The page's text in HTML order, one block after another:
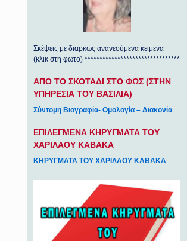
Σκέψεις με διαρκώς ανανεούμενα κείμενα
(κλικ στη φωτο) ********************************
.
ΑΠΟ ΤΟ ΣΚΟΤΑΔΙ ΣΤΟ ΦΩΣ (ΣΤΗΝ
ΥΠΗΡΕΣΙΑ ΤΟΥ ΒΑΣΙΛΙΑ)
Σύντομη Βιογραφία- Ομολογία – Διακονία
ΕΠΙΛΕΓΜΕΝΑ ΚΗΡΥΓΜΑΤΑ ΤΟΥ
ΧΑΡΙΛΑΟΥ ΚΑΒΑΚΑ
ΚΗΡΥΓΜΑΤΑ ΤΟΥ ΧΑΡΙΛΑΟΥ ΚΑΒΑΚΑ